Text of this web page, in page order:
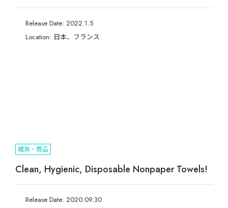
9カ国発！厳
Release Date: 2022.1.5
Location: 日本、フランス
雑貨・商品
Clean, Hygienic, Disposable Nonpaper Towels!
Release Date: 2020.09.30